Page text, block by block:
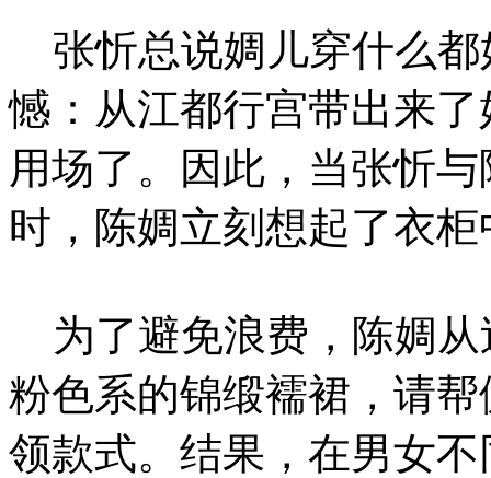
张忻总说婤儿穿什么都
憾：从江都行宫带出来
用场了。因此，当张忻
时，陈婤立刻想起了衣
为了避免浪费，陈婤从
粉色系的锦缎襦裙，请
领款式。结果，在男女